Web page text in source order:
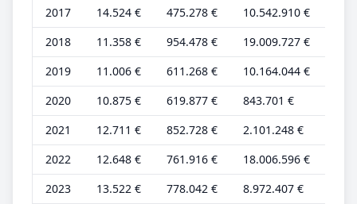
2017
14.524 € 475.278 € 10.542.910 €
2018
11.358 € 954.478 € 19.009.727 €
2019
11.006 € 611.268 € 10.164.044 €
2020
10.875 € 619.877 € 843.701 €
2021
12.711 € 852.728 € 2.101.248 €
2022
12.648 € 761.916 € 18.006.596 €
2023
13.522 € 778.042 € 8.972.407 €